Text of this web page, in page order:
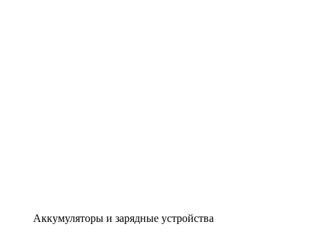
Аккумуляторы и зарядные устройства